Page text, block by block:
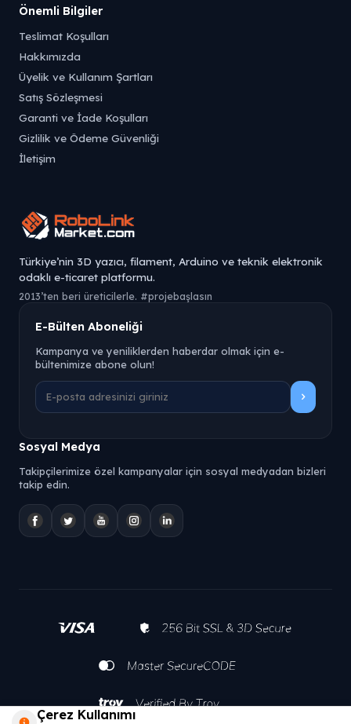
Önemli Bilgiler
Teslimat Koşulları
Hakkımızda
Üyelik ve Kullanım Şartları
Satış Sözleşmesi
Garanti ve İade Koşulları
Gizlilik ve Ödeme Güvenliği
İletişim
Türkiye’nin 3D yazıcı, filament, Arduino ve teknik elektronik
odaklı e-ticaret platformu.
2013’ten beri üreticilerle. #projebaşlasın
E-Bülten Aboneliği
Kampanya ve yeniliklerden haberdar olmak için e-
bültenimize abone olun!
Sosyal Medya
Takipçilerimize özel kampanyalar için sosyal medyadan bizleri
takip edin.
Çerez Kullanımı